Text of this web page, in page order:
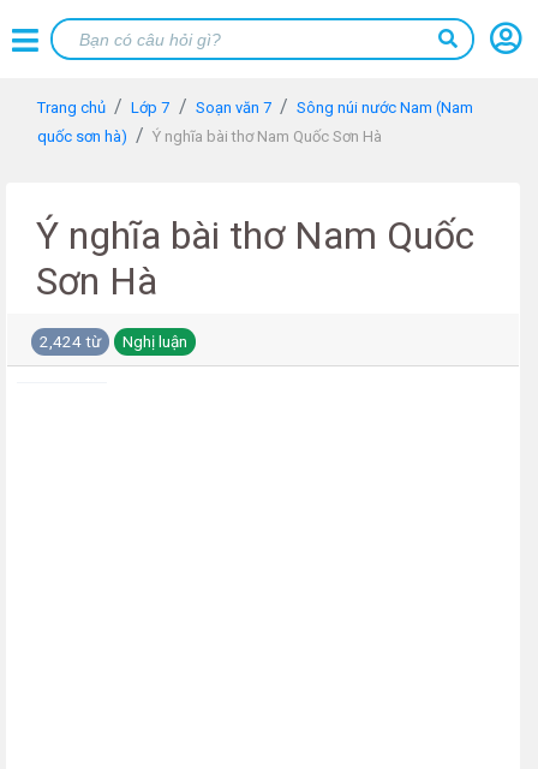
Trang chủ Lớp 7 Soạn văn 7
Sông núi nước Nam (Nam
quốc sơn hà)
Ý nghĩa bài thơ Nam Quốc Sơn Hà
Ý nghĩa bài thơ Nam Quốc
Sơn Hà
2,424 từ Nghị luận